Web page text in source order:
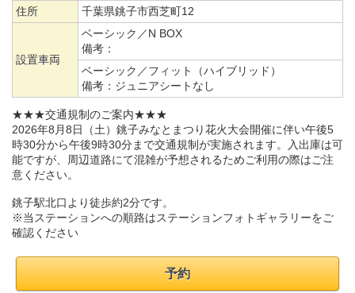
住所 千葉県銚子市西芝町12
設置車両
ベーシック／N BOX
備考：
ベーシック／フィット（ハイブリッド）
備考： ジュニアシートなし
★★★交通規制のご案内★★★
2026年8月8日（土）銚子みなとまつり花火大会開催に伴い午後5
時30分から午後9時30分まで交通規制が実施されます。入出庫は可
能ですが、周辺道路にて混雑が予想されるためご利用の際はご注
意ください。
銚子駅北口より徒歩約2分です。
※当ステーションへの順路はステーションフォトギャラリーをご
確認ください
予約